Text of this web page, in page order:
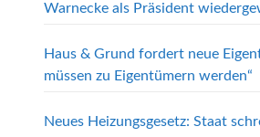
Warnecke als Präsident
Haus & Grund fordert neue
müssen zu Eigentümern werden“
Neues Heizungsgesetz: Staat